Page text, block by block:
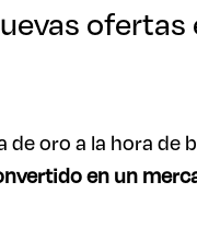
ofertas
oro a la hora de
en un